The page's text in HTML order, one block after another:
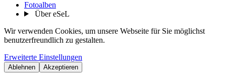
Fotoalben
Über eSeL
Wir verwenden Cookies, um unsere Webseite für Sie möglichst
benutzerfreundlich zu gestalten.
Erweiterte Einstellungen
Ablehnen Akzeptieren